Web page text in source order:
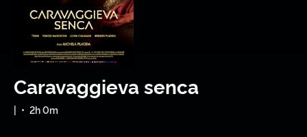
Caravaggieva senca
| • 2h 0m